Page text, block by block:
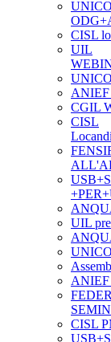
CISL
UIL
ANIEF
CGIL
CISL
UIL
ANIEF
CISL